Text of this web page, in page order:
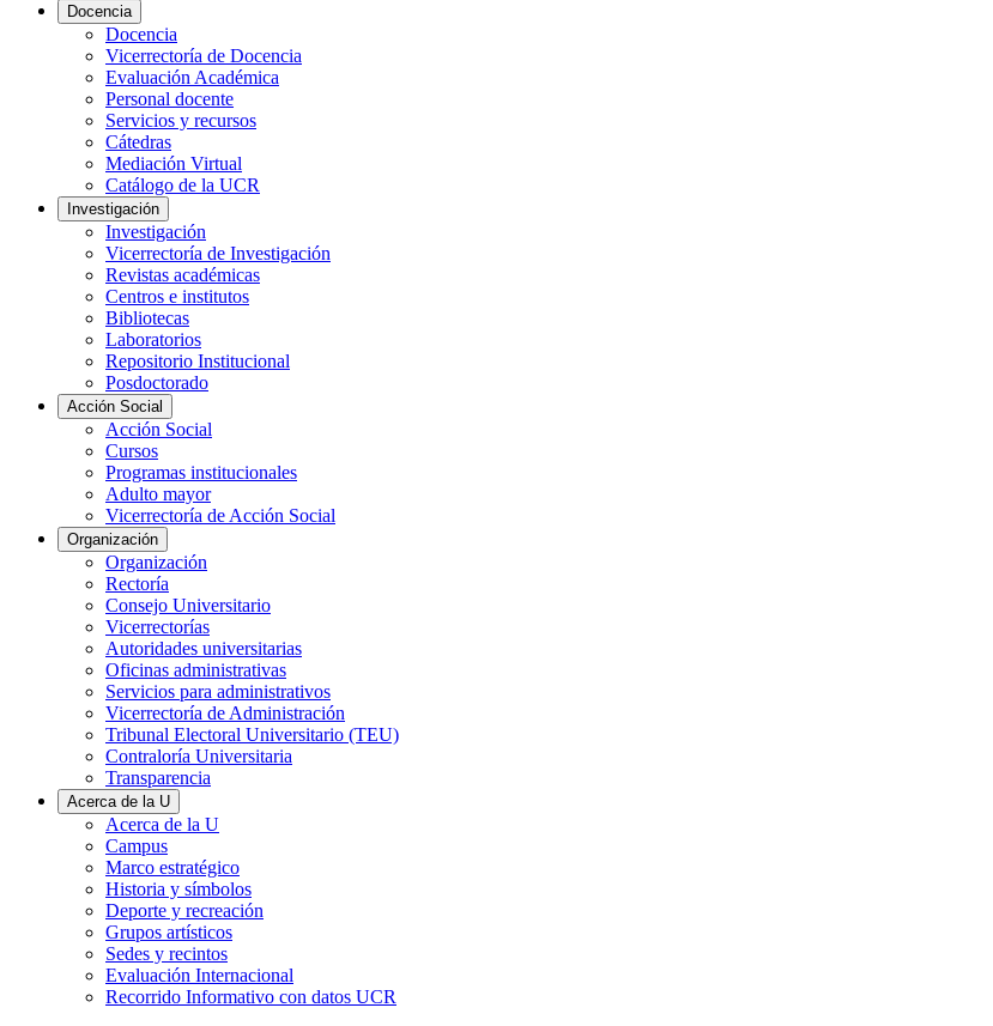
Docencia
Docencia
Vicerrectoría de Docencia
Evaluación Académica
Personal docente
Servicios y recursos
Cátedras
Mediación Virtual
Catálogo de la UCR
Investigación
Investigación
Vicerrectoría de Investigación
Revistas académicas
Centros e institutos
Bibliotecas
Laboratorios
Repositorio Institucional
Posdoctorado
Acción Social
Acción Social
Cursos
Programas institucionales
Adulto mayor
Vicerrectoría de Acción Social
Organización
Organización
Rectoría
Consejo Universitario
Vicerrectorías
Autoridades universitarias
Oficinas administrativas
Servicios para administrativos
Vicerrectoría de Administración
Tribunal Electoral Universitario (TEU)
Contraloría Universitaria
Transparencia
Acerca de la U
Acerca de la U
Campus
Marco estratégico
Historia y símbolos
Deporte y recreación
Grupos artísticos
Sedes y recintos
Evaluación Internacional
Recorrido Informativo con datos UCR